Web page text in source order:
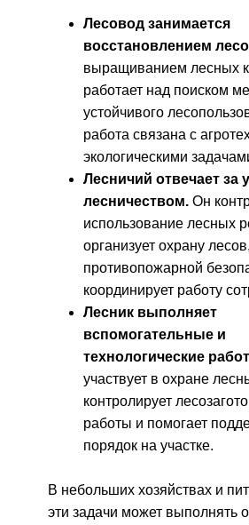
Лесовод занимается
восстановлением
выращиванием лесных
работает над поиском
устойчивого
работа связана с
экологическими
Лесничий отвечает за
лесничеством. Он
использование лесных
организует охрану
противопожарной
координирует работу
Лесник выполняет
вспомогательные и
технологические
участвует в охране
контролирует
работы и помогает
порядок на участке.
В небольших хозяйствах и
эти задачи может выполнять